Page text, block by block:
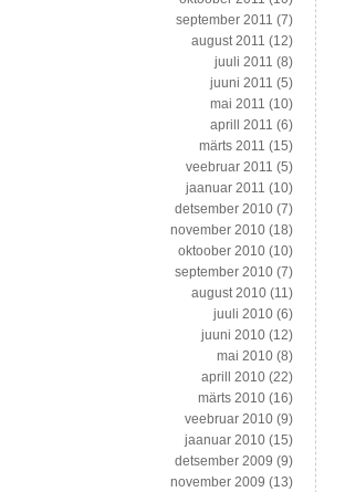
september 2011 (7)
august 2011 (12)
juuli 2011 (8)
juuni 2011 (5)
mai 2011 (10)
aprill 2011 (6)
märts 2011 (15)
veebruar 2011 (5)
jaanuar 2011 (10)
detsember 2010 (7)
november 2010 (18)
oktoober 2010 (10)
september 2010 (7)
august 2010 (11)
juuli 2010 (6)
juuni 2010 (12)
mai 2010 (8)
aprill 2010 (22)
märts 2010 (16)
veebruar 2010 (9)
jaanuar 2010 (15)
detsember 2009 (9)
november 2009 (13)